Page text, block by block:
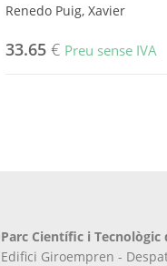
Renedo Puig, Xavier
33.65 € Preu sense IVA
Parc Científic i Tecnològic
Edifici Giroempren -